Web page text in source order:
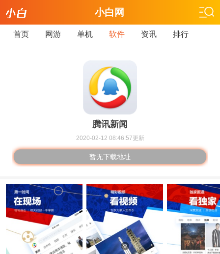
小白网
首页 网游 单机 软件 资讯 排行
腾讯新闻
2020-02-12 08:46:57更新
暂无下载地址